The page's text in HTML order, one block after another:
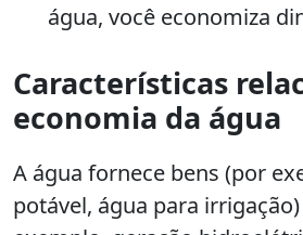
água, você economiza
Características
economia da água
A água fornece bens (por
potável, água para